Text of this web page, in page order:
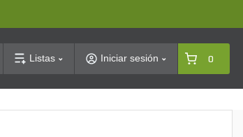
Listas Iniciar sesión 0